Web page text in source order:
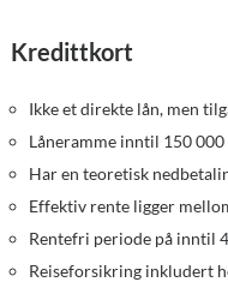
Kredittkort
Ikke et direkte lån, men
Låneramme inntil 150
Har en teoretisk
Effektiv rente ligger
Rentefri periode på inntil
Reiseforsikring inkludert